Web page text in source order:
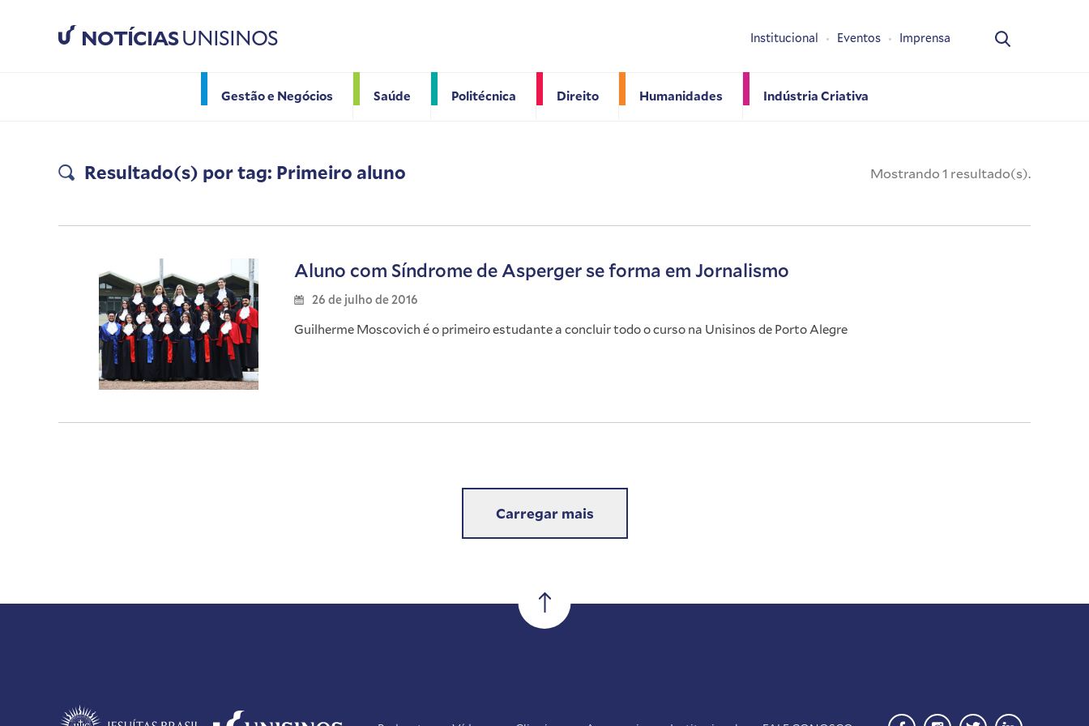
NOTÍCIASUNISINOS
Gestão e Negócios Saúde Politécnica Direito Humanidades Indústria Criativa
Institucional Eventos Imprensa
Resultado(s) por tag: Primeiro aluno Mostrando 1 resultado(s).
Aluno com Síndrome de Asperger se forma em Jornalismo
26 de julho de 2016
Guilherme Moscovich é o primeiro estudante a concluir todo o curso na Unisinos de Porto Alegre
Carregar mais